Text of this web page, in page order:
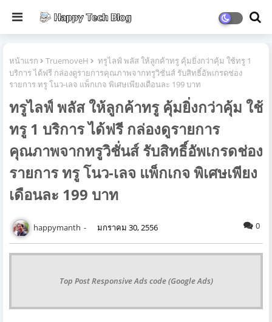
หน้าแรก TruemoveH
ทรูไลฟ์ พลัส ให้ลูกค้าทรู คุ้มยิ่งกว่าคุ้ม ใช้ทรู 1
บริการ ได้ฟรี กล่องดูรายการคุณภาพจากทรูวิชั่นส์ รับสิทธิ์อัพเกรดช่อง
รายการ ทรู โนว-เลจ แพ็กเกจ พิเศษเพียงเดือนละ 199 บาท
ทรูไลฟ์ พลัส ให้ลูกค้าทรู คุ้มยิ่งกว่าคุ้ม ใช้
ทรู 1 บริการ ได้ฟรี กล่องดูรายการ
คุณภาพจากทรูวิชั่นส์ รับสิทธิ์อัพเกรดช่อง
รายการ ทรู โนว-เลจ แพ็กเกจ พิเศษเพียง
เดือนละ 199 บาท
happymanth มกราคม 30, 2556 0
Top Post Responsive Ads code (Google Ads)